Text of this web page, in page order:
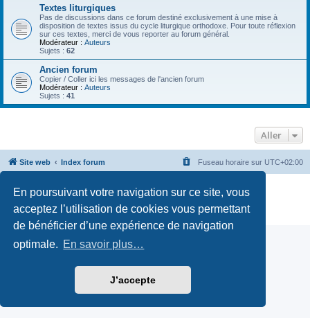
En poursuivant votre navigation sur ce site, vous
acceptez l’utilisation de cookies vous permettant
de bénéficier d’une expérience de navigation
optimale. En savoir plus…
J’accepte
Textes liturgiques
Pas de discussions dans ce forum destiné exclusivement à une mise à
disposition de textes issus du cycle liturgique orthodoxe. Pour toute réflexion
sur ces textes, merci de vous reporter au forum général.
Modérateur : Auteurs
Sujets : 62
Ancien forum
Copier / Coller ici les messages de l'ancien forum
Modérateur : Auteurs
Sujets : 41
Aller
Site web Index forum Fuseau horaire sur UTC+02:00
Développé par
® Forum Software © phpBB Limited
Traduction française officielle
Confidentialité|Conditions